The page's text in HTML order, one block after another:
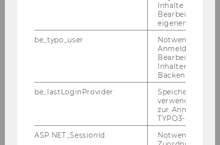
ÖFFNUNGSZEITEN WÄHREND DES
Inhalte oder zur
Bearbeitung des
eigenen Profils.
be_typo_user
Notwendig für
Anmeldung und
Bearbeitung von
Inhalten im
Backend.
be_lastLoginProvider
Speichert die
verwendete
zur Anmeldung
TYPO3-Backend.
ASP.NET_SessionId
Notwendig, um